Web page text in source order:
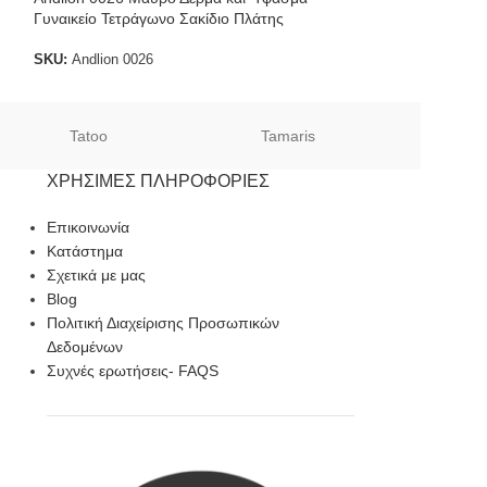
Γυναικείο Τετράγωνο Σακίδιο Πλάτης
SKU: Andlion 0026
Tatoo Tamaris
ΧΡΉΣΙΜΕΣ ΠΛΗΡΟΦΟΡΊΕΣ
Επικοινωνία
Κατάστημα
Σχετικά με μας
Blog
Πολιτική Διαχείρισης Προσωπικών
Δεδομένων
Συχνές ερωτήσεις- FAQS